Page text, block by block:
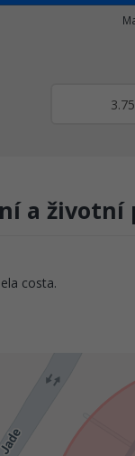
a životní
costa.